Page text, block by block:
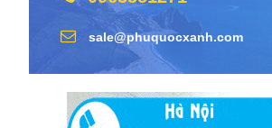
sale@phuquocxanh.com